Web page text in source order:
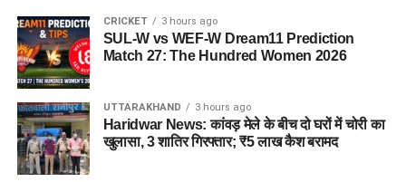
CRICKET 3 hours ago
SUL-W vs WEF-W Dream11 Prediction
Match 27: The Hundred Women 2026
UTTARAKHAND 3 hours ago
Haridwar News: कांवड़ मेले के बीच दो घरों में चोरी का
खुलासा, 3 शातिर गिरफ्तार; ₹5 लाख कैश बरामद